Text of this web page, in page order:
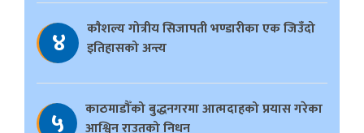
४
काैशल्य गोत्रीय सिजापती भण्डारीका एक जिउँदो
इतिहासको अन्त्य
५
काठमाडौँको बुद्धनगरमा आत्मदाहको प्रयास गरेका
आश्विन राउतको निधन